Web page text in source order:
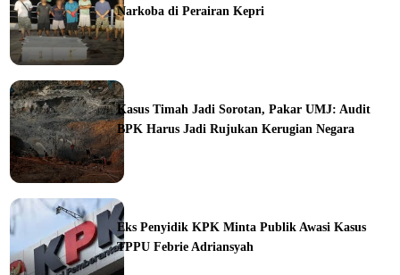
Narkoba di Perairan Kepri
Kasus Timah Jadi Sorotan, Pakar UMJ: Audit
BPK Harus Jadi Rujukan Kerugian Negara
Eks Penyidik KPK Minta Publik Awasi Kasus
TPPU Febrie Adriansyah